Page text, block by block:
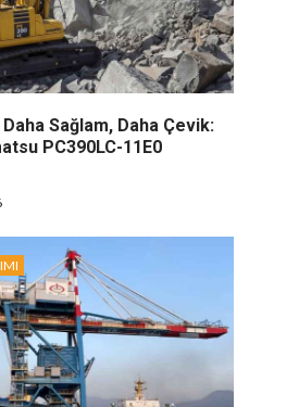
Sağlam, Daha Çevik:
PC390LC-11E0